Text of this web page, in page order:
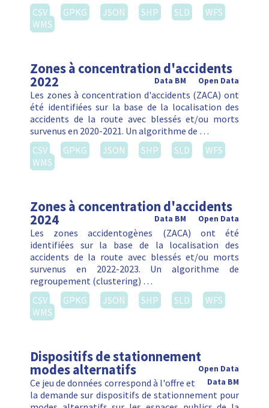
CSV
GPKG JSON SHP SLD
WFS
WMS
Zones à concentration d'accidents
2022 Open Data
Data BM
Les zones à concentration d'accidents (ZACA) ont
été identifiées sur la base de la localisation des
accidents de la route avec blessés et/ou morts
survenus en 2020-2021. Un algorithme de …
CSV
GPKG JSON SHP SLD
WFS
WMS
Zones à concentration d'accidents
2024 Open Data
Data BM
Les zones accidentogènes (ZACA) ont été
identifiées sur la base de la localisation des
accidents de la route avec blessés et/ou morts
survenus en 2022-2023. Un algorithme de
regroupement (clustering) …
CSV
GPKG JSON SHP SLD
WFS
WMS
Dispositifs de stationnement
modes alternatifs
Open Data
Data BM
Ce jeu de données correspond à l'offre et
la demande sur dispositifs de stationnement pour